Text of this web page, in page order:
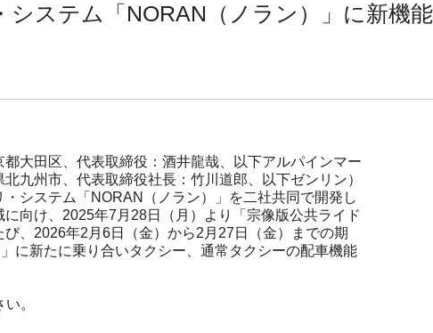
ステム「NORAN（ノラン）」に新機
大田区、代表取締役：酒井龍哉、以下アルパインマー
九州市、代表取締役社長：竹川道郎、以下ゼンリン）
システム「NORAN（ノラン）」を二社共同で開発し
向け、2025年7月28日（月）より「宗像版公共ライド
、2026年2月6日（金）から2月27日（金）までの期
に新たに乗り合いタクシー、通常タクシーの配車機能
。